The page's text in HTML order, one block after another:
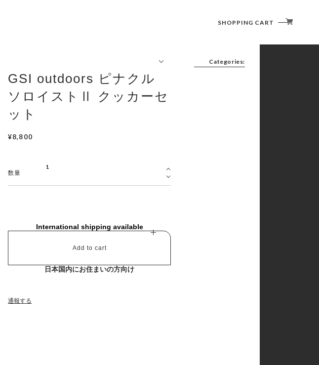
SHOPPING CART
Categories:
COOKWARE ( COOKER / CUTLERY )
GSI outdoors ピナクル
ソロイストⅡ クッカーセ
ット
¥8,800
数量
International shipping available
Add to cart
日本国内にお住まいの方向け
通報する